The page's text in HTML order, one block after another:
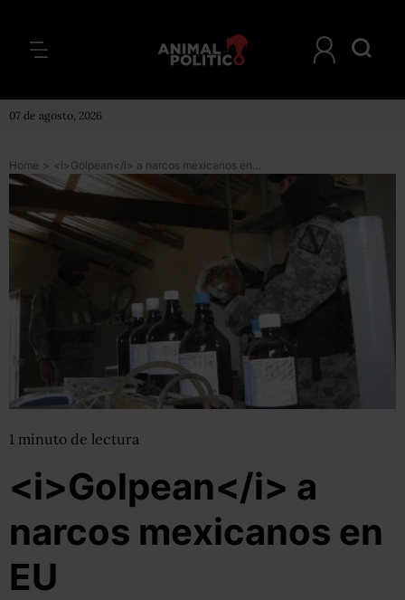
07 de agosto, 2026
Home > <i>Golpean</i> a narcos mexicanos en EU
1 minuto de lectura
<i>Golpean</i> a
narcos mexicanos en
EU